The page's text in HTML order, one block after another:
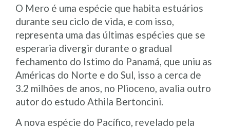
O Mero é uma espécie que habita estuários
durante seu ciclo de vida, e com isso,
representa uma das últimas espécies que se
esperaria divergir durante o gradual
fechamento do Istimo do Panamá, que uniu as
Américas do Norte e do Sul, isso a cerca de
3.2 milhões de anos, no Plioceno, avalia outro
autor do estudo Athila Bertoncini.
A nova espécie do Pacífico, revelado pela